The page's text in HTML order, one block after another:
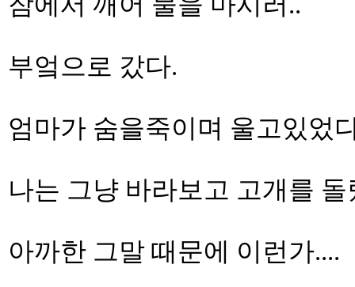
부엌으로 갔다.
엄마가 숨을죽이며 울고있었
나는 그냥 바라보고 고개를 돌
아까한 그말 때문에 이런가....